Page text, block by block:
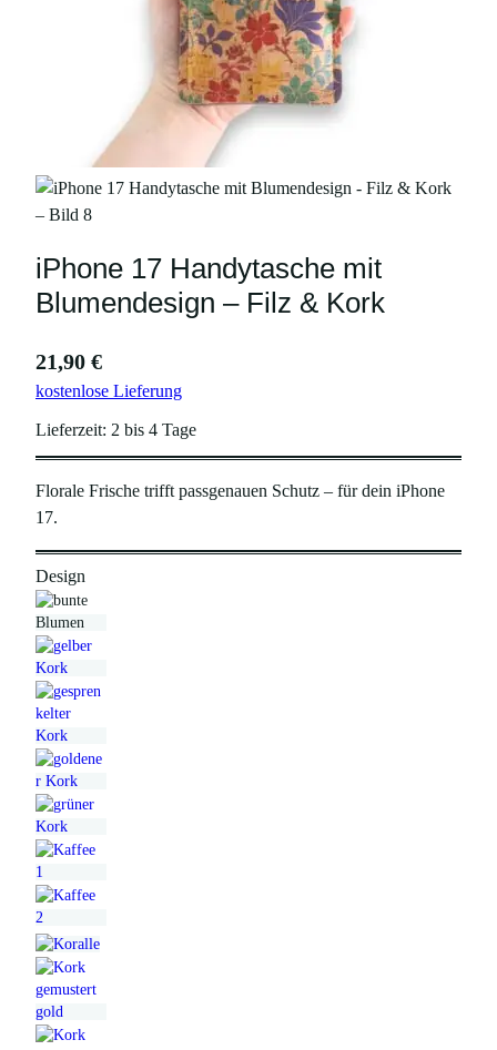
iPhone 17 Handytasche mit
Blumendesign – Filz & Kork
21,90 €
kostenlose Lieferung
Lieferzeit: 2 bis 4 Tage
Florale Frische trifft passgenauen Schutz – für dein iPhone
17.
Design